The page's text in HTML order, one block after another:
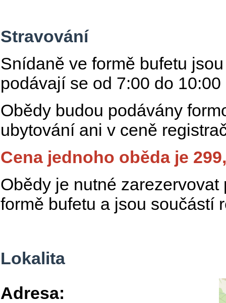
Stravování
Snídaně ve formě bufetu
podávají se od 7:00 do
Obědy budou podávány
ubytování ani v ceně
Cena jednoho oběda je
Obědy je nutné
formě bufetu a jsou součástí
Lokalita
Adresa: